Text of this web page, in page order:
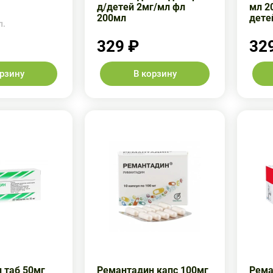
д/детей 2мг/мл фл
200мл
329 ₽
В корзину
мл
таб 50мг Ремантадин капс 100мг